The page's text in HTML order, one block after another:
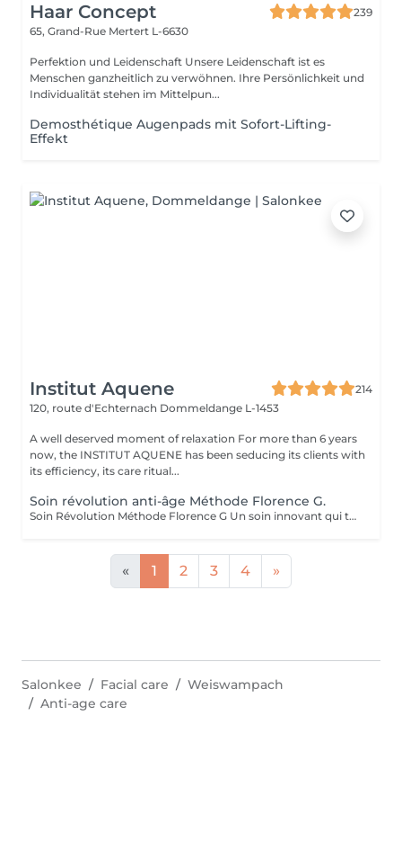
Haar Concept
239
65, Grand-Rue Mertert L-6630
Perfektion und Leidenschaft Unsere Leidenschaft ist es
Menschen ganzheitlich zu verwöhnen. Ihre Persönlichkeit und
Individualität stehen im Mittelpun...
Demosthétique Augenpads mit Sofort-Lifting-
Effekt
Institut Aquene
214
120, route d'Echternach Dommeldange L-1453
A well deserved moment of relaxation For more than 6 years
now, the INSTITUT AQUENE has been seducing its clients with
its efficiency, its care ritual...
Soin révolution anti-âge Méthode Florence G.
Soin Révolution Méthode Florence G Un soin innovant qui transforme visiblement la qualité de la peau. Le Soin Révolution de la méthode Florence G est un protocole hautement technologique et manuel et 100 % naturel combinant des techniques exclusives de stimulation tissulaire, d'oxygénation cutanée et de remodelage facial. Ce soin nouvelle génération agit en profondeur pour relancer les fonctions naturelles de la peau, améliorer son aspect global et lui redonner toute sa vitalité sans l'abimer, sans douleur et sans éviction sociale. Les bénéfices du soin: - Lisse immédiatement les rides et ridules - Raffermit et redessine les contours du visage - Booste l'éclat et l'oxygénation - Réduit visiblement les signes de fatigue - Améliore la texture de la peau Les effets du soin vont s'accentuer encore pendant 3 à 4 semaines. C'est également un soin fantastique pour travailler les cicatrices (du corps également), les peaux atopiques, vergetures blanches ou violacées. AUCUNE ÉPILATION VISAGE NE POURRA ÊTRE FAITE PENDANT LE SOIN.
« 1 2 3 4 »
Salonkee Facial care
Weiswampach
Anti-age care